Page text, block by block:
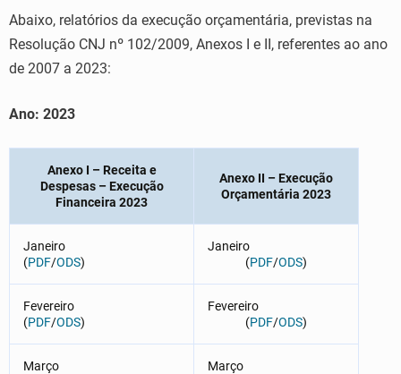
Abaixo, relatórios da execução orçamentária, previstas na
Resolução CNJ nº 102/2009, Anexos I e II, referentes ao ano
de 2007 a 2023:
Ano: 2023
Anexo I – Receita e
Despesas – Execução
Financeira 2023
Anexo II – Execução
Orçamentária 2023
Janeiro
(PDF/ODS)
Janeiro
(PDF/ODS)
Fevereiro
(PDF/ODS)
Fevereiro
(PDF/ODS)
Março
Março